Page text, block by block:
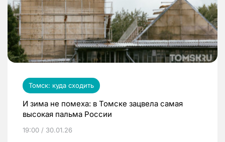
Томск: куда сходить
И зима не помеха: в Томске зацвела самая
высокая пальма России
19:00 / 30.01.26